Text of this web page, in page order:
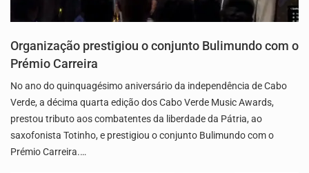
Organização prestigiou o conjunto Bulimundo com o
Prémio Carreira
No ano do quinquagésimo aniversário da independência de Cabo
Verde, a décima quarta edição dos Cabo Verde Music Awards,
prestou tributo aos combatentes da liberdade da Pátria, ao
saxofonista Totinho, e prestigiou o conjunto Bulimundo com o
Prémio Carreira.…